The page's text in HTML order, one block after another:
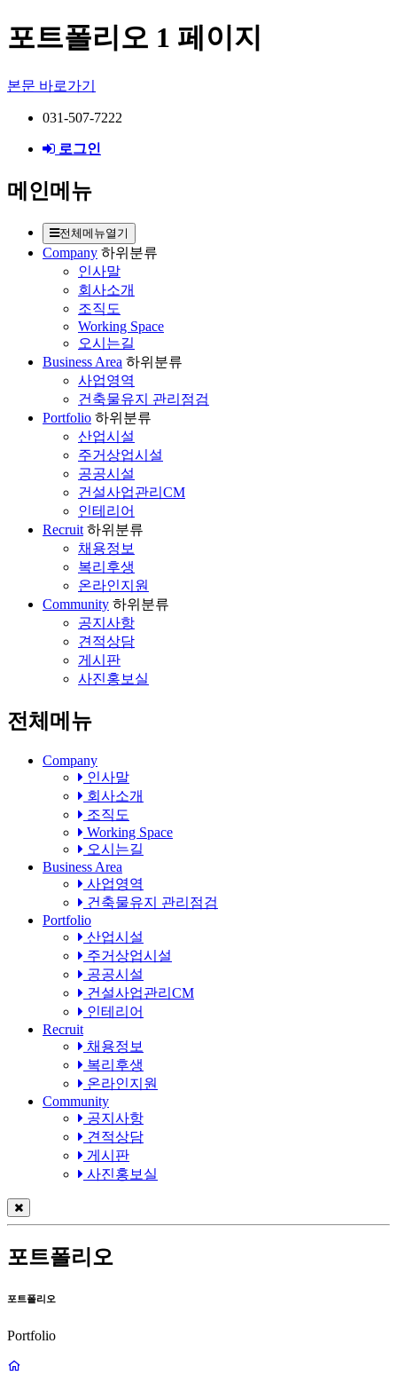
포트폴리오 1 페이지
본문 바로가기
031-507-7222
로그인
메인메뉴
전체메뉴열기
Company 하위분류
인사말
회사소개
조직도
Working Space
오시는길
Business Area 하위분류
사업영역
건축물유지 관리점검
Portfolio 하위분류
산업시설
주거상업시설
공공시설
건설사업관리CM
인테리어
Recruit 하위분류
채용정보
복리후생
온라인지원
Community 하위분류
공지사항
견적상담
게시판
사진홍보실
전체메뉴
Company
인사말
회사소개
조직도
Working Space
오시는길
Business Area
사업영역
건축물유지 관리점검
Portfolio
산업시설
주거상업시설
공공시설
건설사업관리CM
인테리어
Recruit
채용정보
복리후생
온라인지원
Community
공지사항
견적상담
게시판
사진홍보실
포트폴리오
포트폴리오
Portfolio